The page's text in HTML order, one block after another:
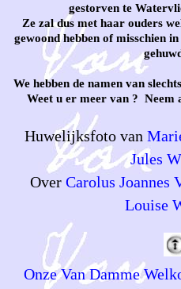
gestorven te
Ze zal dus met haar ouders
gewoond hebben of misschien
We hebben de namen van
Weet u er meer van ? Neem
Huwelijksfoto van
Jules
OverCarolus Joannes
Louise
Onze Van Damme